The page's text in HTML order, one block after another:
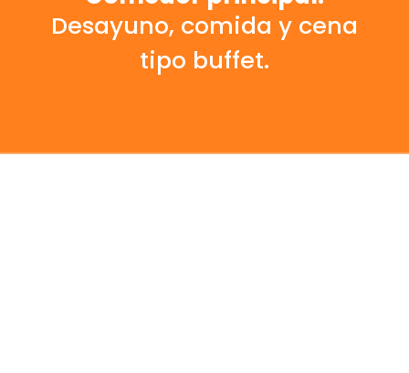
Desayuno, comida y cena
tipo buffet.